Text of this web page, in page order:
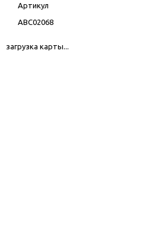
Артикул
ABC02068
загрузка карты...